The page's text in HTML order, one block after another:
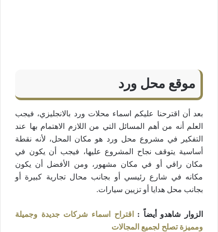
موقع محل ورد
بعد أن اقترحنا عليكم اسماء محلات ورد بالانجليزي، فيجب
العلم أنه من أهم المسائل التي من اللازم الاهتمام بها عند
التفكير في مشروع محل ورد هو مكان المحل، لأنه نقطة
أساسية يتوقف نجاح المشروع عليها، فيجب أن يكون في
مكان راقي أو في مكان مشهور، ومن الأفضل أن يكون
مكانه في شارع رئيسي أو بجانب محال تجارية كبيرة أو
بجانب محل هدايا أو تزيين سيارات.
الزوار شاهدو أيضاً :
اقتراح اسماء شركات جديدة وجميلة
ومميزة تصلح لجميع المجالات